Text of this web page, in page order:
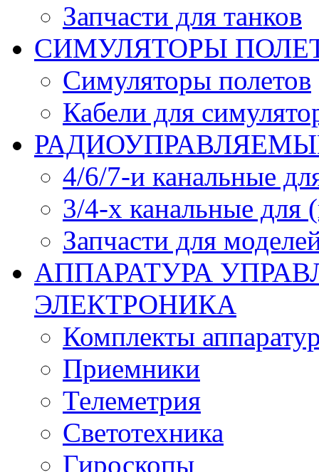
Запчасти для танков
СИМУЛЯТОРЫ
Симуляторы полетов
Кабели для
4/6/7-и канальные
3/4-х канальные
Запчасти для
АППАРАТУРА
ЭЛЕКТРОНИКА
Комплекты
Приемники
Телеметрия
Светотехника
Гироскопы